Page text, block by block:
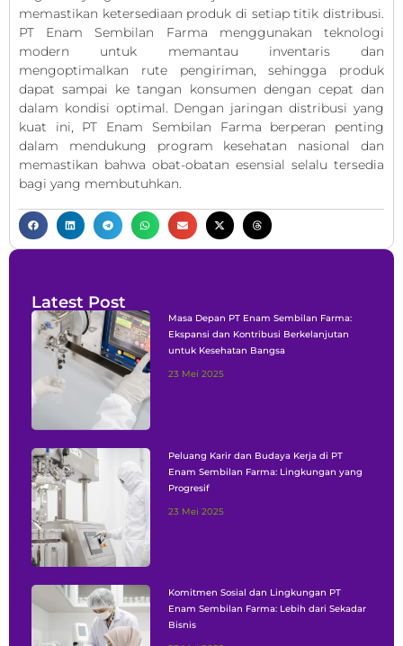
memastikan ketersediaan produk di setiap titik distribusi.
PT Enam Sembilan Farma menggunakan teknologi
modern untuk memantau inventaris dan
mengoptimalkan rute pengiriman, sehingga produk
dapat sampai ke tangan konsumen dengan cepat dan
dalam kondisi optimal. Dengan jaringan distribusi yang
kuat ini, PT Enam Sembilan Farma berperan penting
dalam mendukung program kesehatan nasional dan
memastikan bahwa obat-obatan esensial selalu tersedia
bagi yang membutuhkan.
Latest Post
Masa Depan PT Enam Sembilan Farma:
Ekspansi dan Kontribusi Berkelanjutan
untuk Kesehatan Bangsa
23 Mei 2025
Peluang Karir dan Budaya Kerja di PT
Enam Sembilan Farma: Lingkungan yang
Progresif
23 Mei 2025
Komitmen Sosial dan Lingkungan PT
Enam Sembilan Farma: Lebih dari Sekadar
Bisnis